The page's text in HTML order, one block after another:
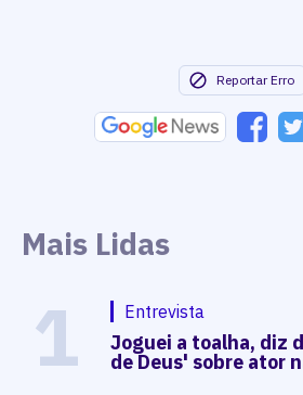
Reportar Erro
Mais Lidas
1 Entrevista
Joguei a toalha, diz
de Deus' sobre ator